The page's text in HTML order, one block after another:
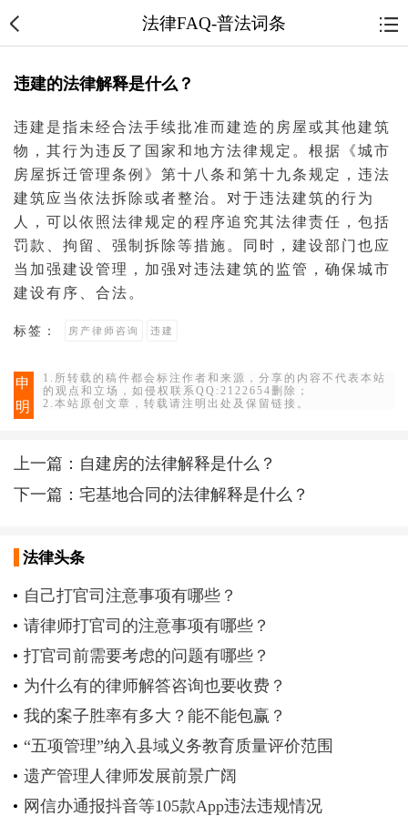
法律FAQ-普法词条
违建的法律解释是什么？
违建是指未经合法手续批准而建造的房屋或其他建筑
物，其行为违反了国家和地方法律规定。根据《城市
房屋拆迁管理条例》第十八条和第十九条规定，违法
建筑应当依法拆除或者整治。对于违法建筑的行为
人，可以依照法律规定的程序追究其法律责任，包括
罚款
、拘留
、强制拆除等措施。同时，建设部门也应
当加强建设管理，加强对违法建筑的监管，确保城市
建设有序、合法。
标签： 房产律师咨询 违建
申
明
1.所转载的稿件都会标注作者和来源，分享的内容不代表本站
的观点和立场，如侵权联系QQ:2122654删除；
2.本站原创文章，转载请注明出处及保留链接。
上一篇： 自建房的法律解释是什么？
下一篇：宅基地合同的法律解释是什么？
法律头条
自己打官司注意事项有哪些？
请律师打官司的注意事项有哪些？
打官司前需要考虑的问题有哪些？
为什么有的律师解答咨询也要收费？
我的案子胜率有多大？能不能包赢？
“五项管理”纳入县域义务教育质量评价范围
遗产管理人律师发展前景广阔
网信办通报抖音等105款App违法违规情况